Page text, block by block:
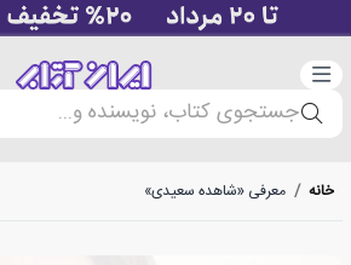
دسته‌بندی
جستجوی کتاب، نویسنده و...
خانه / معرفی «شاهده سعیدی»